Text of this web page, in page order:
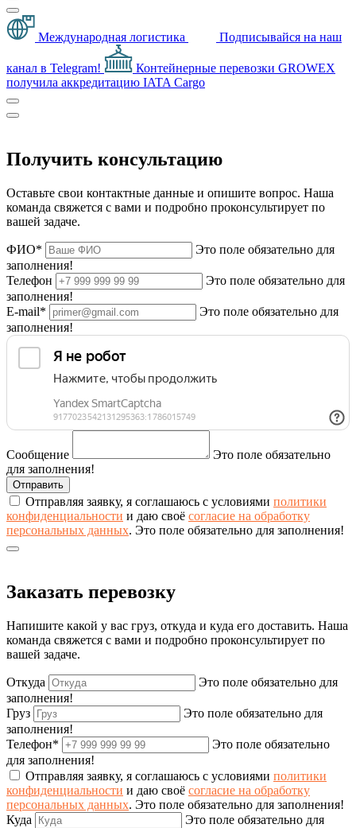
Международная логистика Подписывайся на наш
канал в Telegram! Контейнерные перевозки GROWEX
получила аккредитацию IATA Cargo
Получить консультацию
Оставьте свои контактные данные и опишите вопрос. Наша
команда свяжется с вами и подробно проконсультирует по
вашей задаче.
ФИО*
Это поле обязательно для
заполнения!
Телефон
Это поле обязательно для
заполнения!
E-mail*
Это поле обязательно для
заполнения!
Сообщение
Это поле обязательно
для заполнения!
Отправляя заявку, я соглашаюсь с условиями политики
конфиденциальности и даю своё согласие на обработку
персональных данных. Это поле обязательно для заполнения!
Заказать перевозку
Напишите какой у вас груз, откуда и куда его доставить. Наша
команда свяжется с вами и подробно проконсультирует по
вашей задаче.
Откуда
Это поле обязательно для
заполнения!
Груз
Это поле обязательно для
заполнения!
Телефон*
Это поле обязательно
для заполнения!
Отправляя заявку, я соглашаюсь с условиями политики
конфиденциальности и даю своё согласие на обработку
персональных данных. Это поле обязательно для заполнения!
Куда
Это поле обязательно для